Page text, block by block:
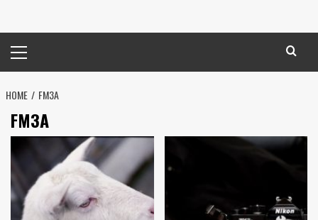
イ
ン
メ
ニ
ュ
HOME FM3A
FM3A